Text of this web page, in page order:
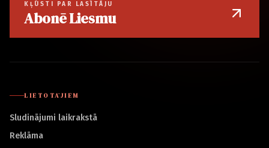
KĻŪSTI PAR LASĪTĀJU
Abonē Liesmu
LIETOTĀJIEM
Sludinājumi laikrakstā
Reklāma